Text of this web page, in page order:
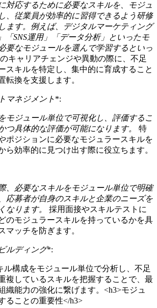
対応するために必要なスキルを、モジュ
、従業員が効率的に習得できるよう研修
ます。例えば、デジタルマーケティング
「SNS運用」「データ分析」といったモ
要なモジュールを選んで学習するといっ
キャリアチェンジや異動の際に、不足
スキルを特定し、集中的に育成すること
転換を支援します。
マネジメント *:
モジュール単位で可視化し、評価するこ
つ具体的な評価が可能になります。
特
ポジションに必要なモジュラースキルを
ら効率的に見つけ出す際に役立ちます。
、必要なスキルをモジュール単位で明確
応募者が自身のスキルと企業のニーズを
なります。
採用面接やスキルテストに
のモジュラースキルを持っているかを具
マッチを防ぎます。
ルディング*:
ル構成をモジュール単位で分析し、不足
複しているスキルを把握することで、最
織能力の強化に繋げます。<h3>モジュ
ることの重要性</h3>